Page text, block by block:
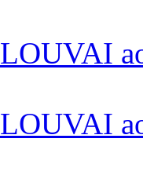
LOUVAI
LOUVAI